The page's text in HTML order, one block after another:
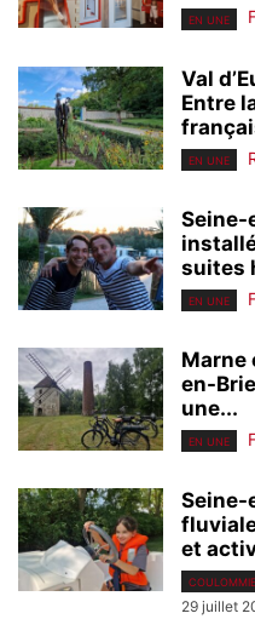
EN UNE
Val
Entre
EN UNE
Seine-
suites
EN UNE
Marne
en-
une...
EN UNE
Seine-
et
29 juillet